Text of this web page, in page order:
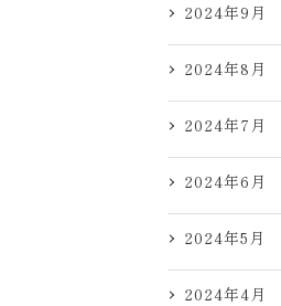
2024年9月
2024年8月
2024年7月
2024年6月
2024年5月
2024年4月